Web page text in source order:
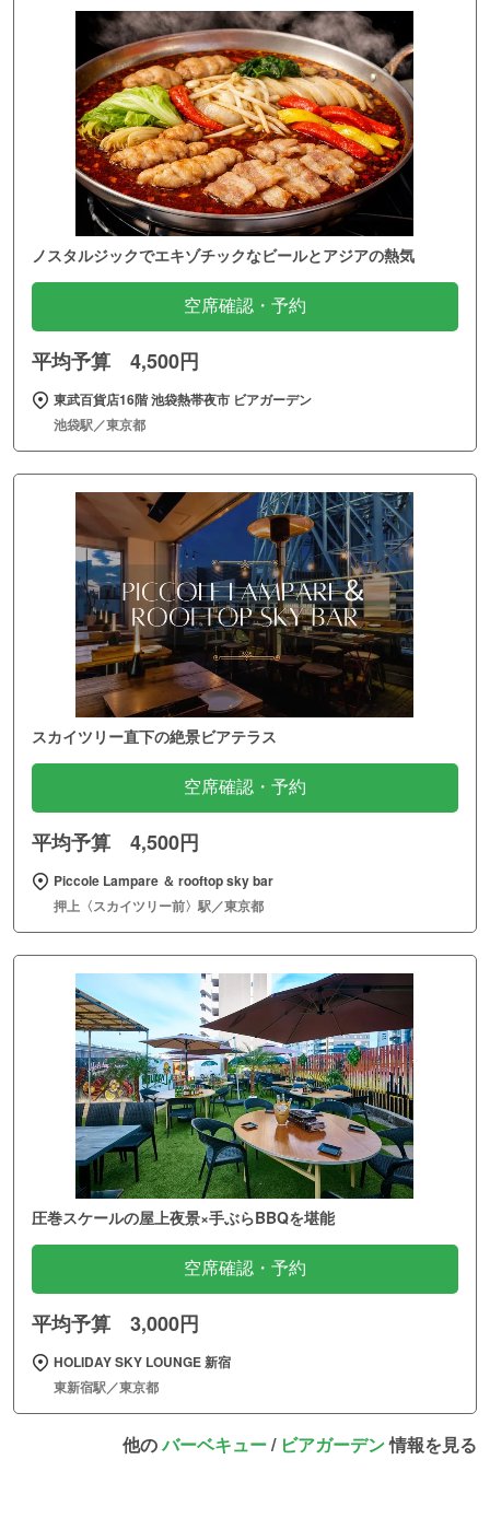
ノスタルジックでエキゾチックなビールとアジアの熱気
空席確認・予約
平均予算 4,500円
東武百貨店16階 池袋熱帯夜市 ビアガーデン
池袋駅／東京都
スカイツリー直下の絶景ビアテラス
空席確認・予約
平均予算 4,500円
Piccole Lampare ＆ rooftop sky bar
押上〈スカイツリー前〉駅／東京都
圧巻スケールの屋上夜景×手ぶらBBQを堪能
空席確認・予約
平均予算 3,000円
HOLIDAY SKY LOUNGE 新宿
東新宿駅／東京都
他のバーベキュー/ ビアガーデン情報を見る